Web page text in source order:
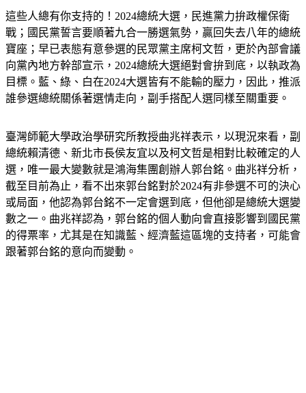
這些人總有你支持的！2024總統大選，民進黨力拚政權保衛
戰；國民黨誓言要順著九合一勝選氣勢，贏回失去八年的總統
寶座；早已表態有意參選的民眾黨主席柯文哲，更於內部會議
向黨內地方幹部宣示，2024總統大選絕對會拚到底，以執政為
目標。藍、綠、白在2024大選皆有不能輸的壓力，因此，推派
誰參選總統關係著選情走向，副手搭配人選同樣至關重要。
臺灣師範大學政治學研究所教授曲兆祥表示，以現況來看，副
總統賴清德、新北市長侯友宜以及柯文哲是相對比較確定的人
選，唯一最大變數就是鴻海集團創辦人郭台銘。曲兆祥分析，
截至目前為止，看不出來郭台銘對於2024有非參選不可的決心
或局面，他認為郭台銘不一定會選到底，但他卻是總統大選變
數之一。曲兆祥認為，郭台銘的個人動向會直接影響到國民黨
的得票率，尤其是在知識藍、經濟藍這區塊的支持者，可能會
跟著郭台銘的意向而變動。